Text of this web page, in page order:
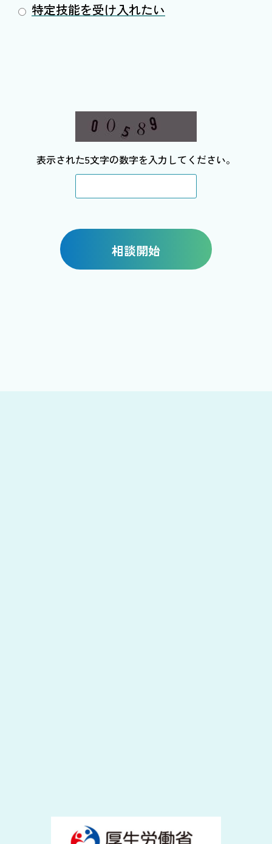
特定技能を受け入れたい
表示された5文字の数字を入力してください。